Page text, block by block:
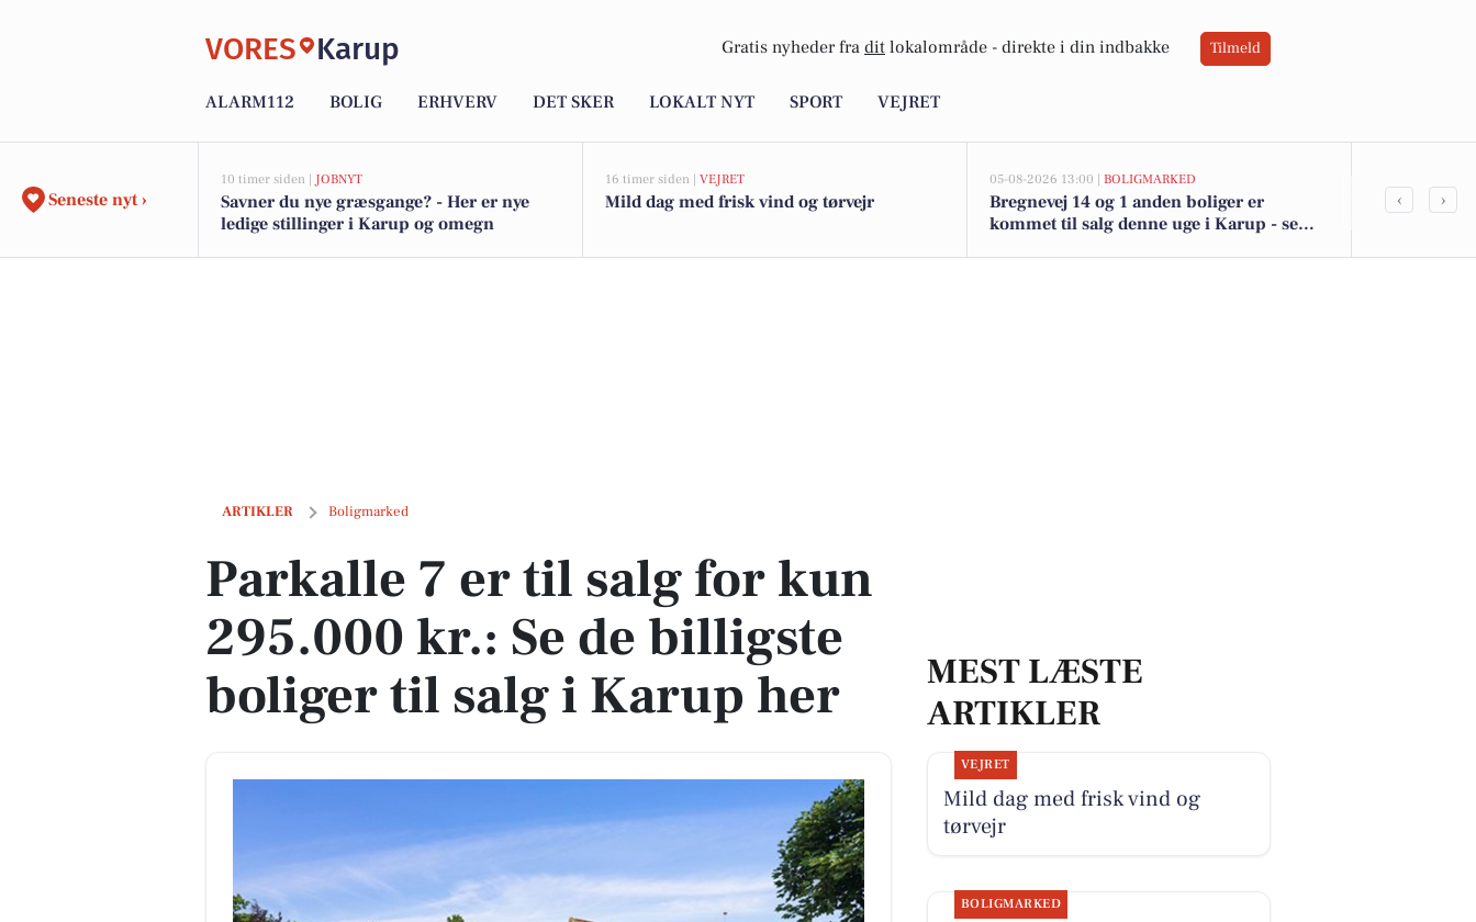
VORES Karup Gratis nyheder fra dit lokalområde - direkte i din indbakke Tilmeld
ALARM112 BOLIG ERHVERV DET SKER LOKALT NYT SPORT VEJRET
Seneste nyt ›
10 timer siden | JOBNYT
Savner du nye græsgange? - Her er nye
ledige stillinger i Karup og omegn
16 timer siden | VEJRET
Mild dag med frisk vind og tørvejr
05-08-2026 13:00 | BOLIGMARKED
Bregnevej 14 og 1 anden boliger er
kommet til salg denne uge i Karup - se
Top 6 over
‹ ›
ARTIKLER Boligmarked
Parkalle 7 er til salg for kun 295.000 kr.: Se de billigste boliger til salg i Karup her
Parkalle 7 er til salg for kun
295.000 kr.: Se de billigste
boliger til salg i Karup her
MEST LÆSTE
ARTIKLER
VEJRET
Mild dag med frisk vind og
tørvejr
BOLIGMARKED